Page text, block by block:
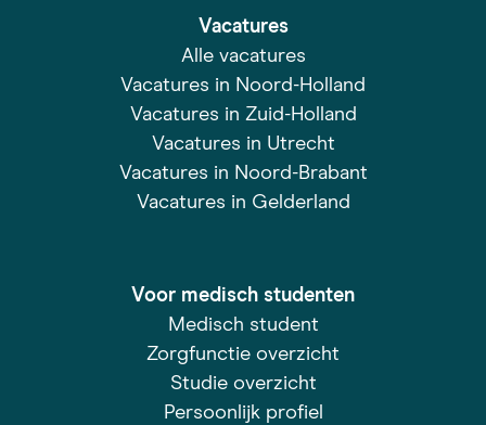
Vacatures
Alle vacatures
Vacatures in Noord-Holland
Vacatures in Zuid-Holland
Vacatures in Utrecht
Vacatures in Noord-Brabant
Vacatures in Gelderland
Voor medisch studenten
Medisch student
Zorgfunctie overzicht
Studie overzicht
Persoonlijk profiel